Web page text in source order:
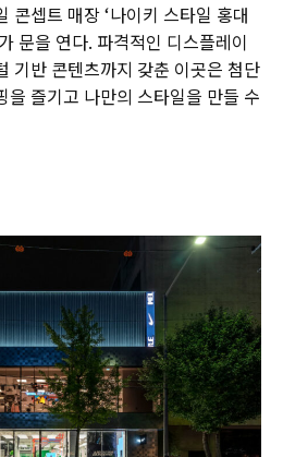
콘셉트 매장 ‘나이키 스타일 홍대
을 연다. 파격적인 디스플레이
기반 콘텐츠까지 갖춘 이곳은 첨단
을 즐기고 나만의 스타일을 만들 수